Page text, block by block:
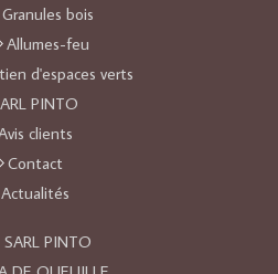
Granules bois
Allumes-feu
d'espaces verts
PINTO
clients
Contact
Actualités
SARL PINTO